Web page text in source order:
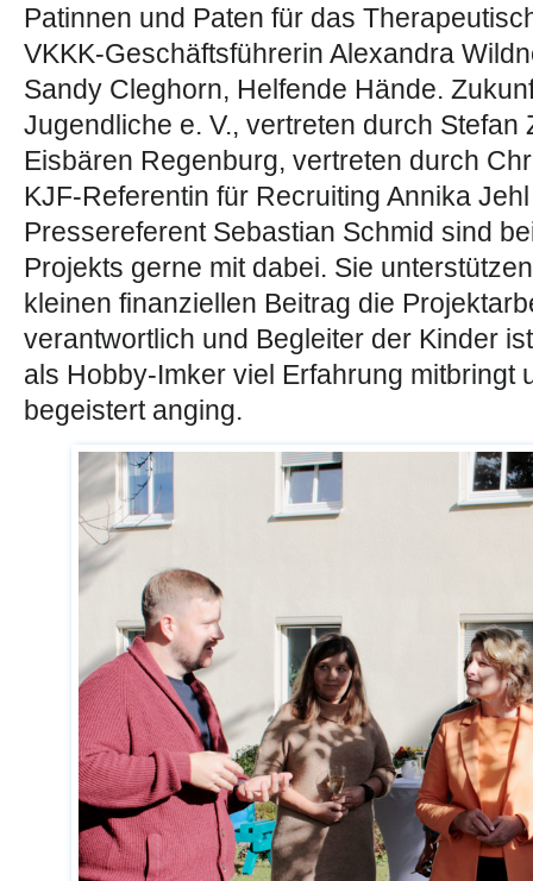
Patinnen und Paten für das
VKKK-Geschäftsführerin Alexandra
Sandy Cleghorn, Helfende Hände.
Jugendliche e. V., vertreten durch Stefan
Eisbären Regenburg, vertreten durch
KJF-Referentin für Recruiting Annika
Pressereferent Sebastian Schmid sind
Projekts gerne mit dabei. Sie
kleinen finanziellen Beitrag die
verantwortlich und Begleiter der Kinder
als Hobby-Imker viel Erfahrung mitbringt
begeistert anging.